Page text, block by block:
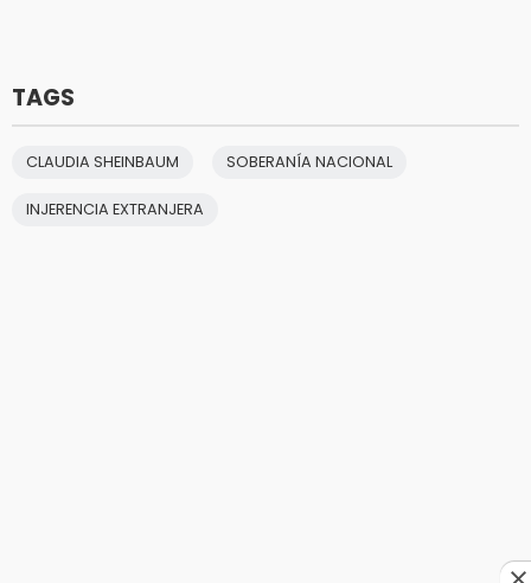
TAGS
CLAUDIA SHEINBAUM SOBERANÍA NACIONAL
INJERENCIA EXTRANJERA